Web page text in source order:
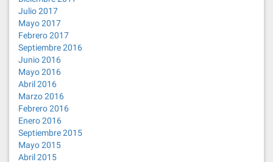
Julio 2017
Mayo 2017
Febrero 2017
Septiembre 2016
Junio 2016
Mayo 2016
Abril 2016
Marzo 2016
Febrero 2016
Enero 2016
Septiembre 2015
Mayo 2015
Abril 2015